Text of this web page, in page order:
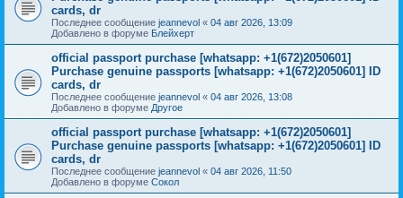
cards, dr
Последнее сообщение jeannevol « 04 авг 2026, 13:09
Добавлено в форуме Блейхерт
official passport purchase [whatsapp: +1(672)2050601]
Purchase genuine passports [whatsapp: +1(672)2050601] ID
cards, dr
Последнее сообщение jeannevol « 04 авг 2026, 13:08
Добавлено в форуме Другое
official passport purchase [whatsapp: +1(672)2050601]
Purchase genuine passports [whatsapp: +1(672)2050601] ID
cards, dr
Последнее сообщение jeannevol « 04 авг 2026, 11:50
Добавлено в форуме Сокол